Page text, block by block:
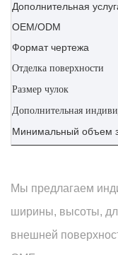
Дополнительная
OEM/ODM
Формат чертежа
Отделка поверхности
Размер чулок
Дополнительная
Минимальный объем
Мы предлагаем
ширины, высоты,
внешней